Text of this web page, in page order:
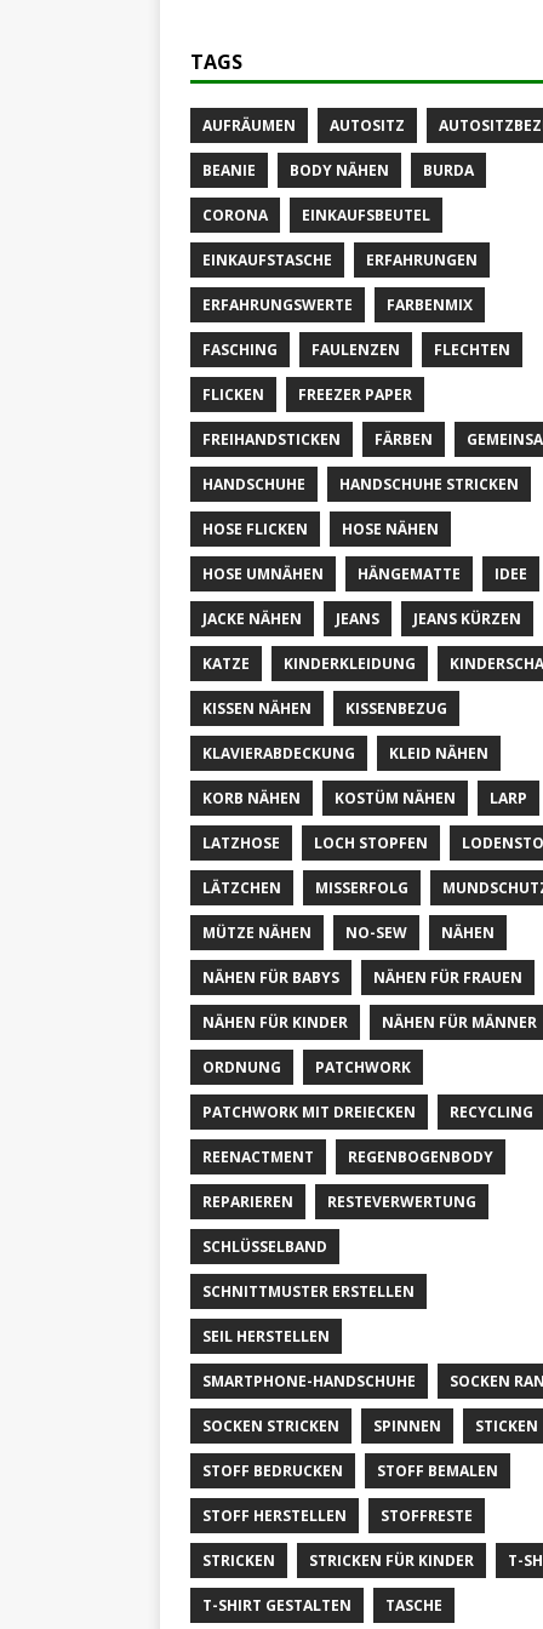
TAGS
AUFRÄUMEN AUTOSITZ
BEANIE BODY NÄHEN BURDA
CORONA EINKAUFSBEUTEL
EINKAUFSTASCHE ERFAHRUNGEN
ERFAHRUNGSWERTE FARBENMIX
FASCHING FAULENZEN FLECHTEN
FLICKEN FREEZER PAPER
FREIHANDSTICKEN FÄRBEN
HANDSCHUHE HANDSCHUHE STRICKEN
HOSE FLICKEN HOSE NÄHEN
HOSE UMNÄHEN HÄNGEMATTE IDEE
JACKE NÄHEN JEANS JEANS KÜRZEN
KATZE KINDERKLEIDUNG
KISSEN NÄHEN KISSENBEZUG
KLAVIERABDECKUNG KLEID NÄHEN
KORB NÄHEN KOSTÜM NÄHEN LARP
LATZHOSE LOCH STOPFEN
LÄTZCHEN MISSERFOLG
MÜTZE NÄHEN NO-SEW NÄHEN
NÄHEN FÜR BABYS NÄHEN FÜR FRAUEN
NÄHEN FÜR KINDER NÄHEN FÜR MÄNNER
ORDNUNG PATCHWORK
PATCHWORK MIT DREIECKEN RECYCLING
REENACTMENT REGENBOGENBODY
REPARIEREN RESTEVERWERTUNG
SCHLÜSSELBAND
SCHNITTMUSTER ERSTELLEN
SEIL HERSTELLEN
SMARTPHONE-HANDSCHUHE SOCKEN
SOCKEN STRICKEN SPINNEN STICKEN
STOFF BEDRUCKEN STOFF BEMALEN
STOFF HERSTELLEN STOFFRESTE
STRICKEN STRICKEN FÜR KINDER T-
T-SHIRT GESTALTEN TASCHE